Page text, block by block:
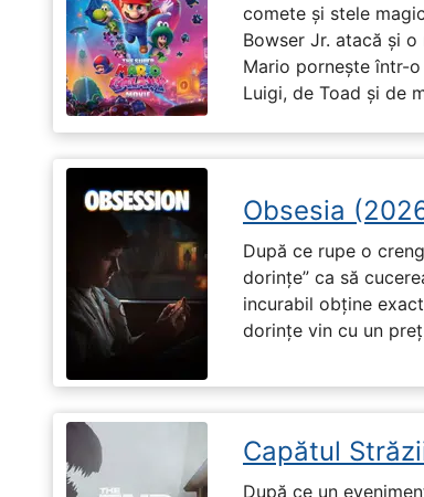
comete și stele
Bowser Jr. atacă și
Mario pornește într-
Luigi, de Toad și de
Obsesia
După ce rupe o
dorințe” ca să
incurabil obține
dorințe vin cu un
Capătul
După ce un